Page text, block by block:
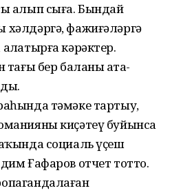
алып сыға. Бындай
фажиғәләргә
кәрәктер.
тағы бер баланың ата-
тәмәке тартыу,
киҫәтеү буйынса
социаль үҫеш
Ғафаров отчет тотто.